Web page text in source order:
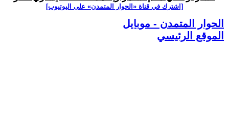
[اشترك في قناة ‫«الحوار المتمدن» على اليوتيوب]
الحوار المتمدن - موبايل
الموقع الرئيسي